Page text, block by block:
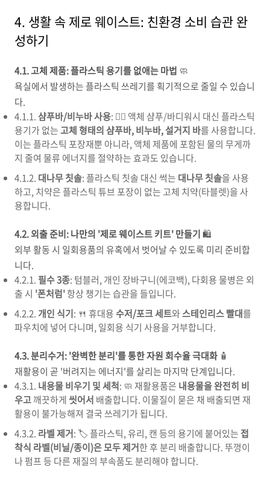
4. 생활 속 제로 웨이스트: 친환경 소비 습관 완
성하기
4.1. 고체 제품: 플라스틱 용기를 없애는 마법 🧼
욕실에서 발생하는 플라스틱 쓰레기를 획기적으로 줄일 수 있습니
다.
4.1.1. 샴푸바/비누바 사용: 🧖‍♀️ 액체 샴푸/바디워시 대신 플라스틱
용기가 없는고체 형태의 샴푸바, 비누바, 설거지 바를 사용합니다.
이는 플라스틱 포장재뿐 아니라, 액체 제품에 포함된 물의 무게까
지 줄여 물류 에너지를 절약하는 효과도 있습니다.
4.1.2. 대나무 칫솔: 플라스틱 칫솔 대신 썩는 대나무 칫솔을 사용
하고, 치약은 플라스틱 튜브 포장이 없는 고체 치약(타블렛)을 사
용합니다.
4.2. 외출 준비: 나만의 '제로 웨이스트 키트' 만들기🛍️
외부 활동 시 일회용품의 유혹에서 벗어날 수 있도록 미리 준비합
니다.
4.2.1. 필수 3종: 텀블러, 개인 장바구니(에코백), 다회용 물병은 외
출 시 '폰처럼'항상 챙기는 습관을 들입니다.
4.2.2. 개인 식기: 🍴 휴대용수저/포크 세트와스테인리스 빨대를
파우치에 넣어 다니며, 일회용 식기 사용을 거부합니다.
4.3. 분리수거: '완벽한 분리'를 통한 자원 회수율 극대화 🧴
재활용이 곧 '버려지는 에너지'를 살리는 마지막 단계입니다.
4.3.1. 내용물 비우기 및 세척: 🧼 재활용품은 내용물을 완전히 비
우고깨끗하게씻어서 배출합니다. 이물질이 묻은 채 배출되면 재
활용이 불가능해져 결국 쓰레기가 됩니다.
4.3.2. 라벨 제거: 🏷️ 플라스틱, 유리, 캔 등의 용기에 붙어있는 접
착식 라벨(비닐/종이)은 모두 제거한 후 분리 배출합니다. 뚜껑이
나 펌프 등 다른 재질의 부속품도 분리해야 합니다.